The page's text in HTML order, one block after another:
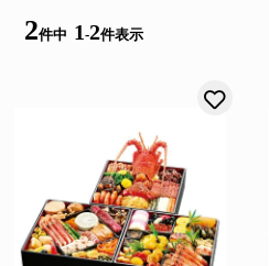
2件中 1 -2件表示